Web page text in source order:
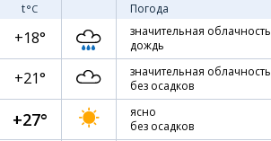
t°C Погода
+18°
значительная облачность
дождь
+21°
значительная облачность
без осадков
+27°
ясно
без осадков